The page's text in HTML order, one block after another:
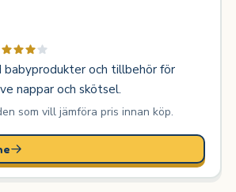
babyprodukter och tillbehör för
nappar och skötsel.
som vill jämföra pris innan köp.